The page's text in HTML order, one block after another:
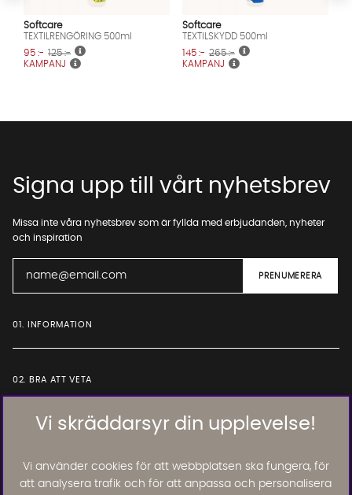
Softcare
TEXTILRENGÖRING 500ml
KAMPANJ
95 :- 125 :-
Softcare
TEXTILSKYDD 500ml
KAMPANJ
145 :- 265 :-
Vi skräddarsyr din upplevelse!
Vi använder cookies för att webbplatsen ska fungera, för
att analysera trafik och för att anpassa och personalisera
Signa upp till vårt nyhetsbrev
Missa inte våra nyhetsbrev som är fyllda med erbjudanden, nyheter
och inspiration
01. INFORMATION
02. BRA ATT VETA
Läs och lämna kundomdömen: